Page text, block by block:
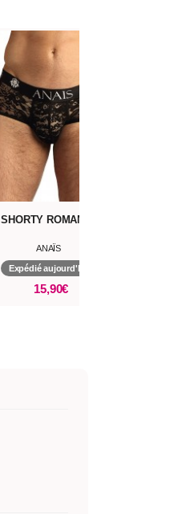
SHORTY ROMANCE
ANAÏS
Expédié aujourd'hui*
15,90€